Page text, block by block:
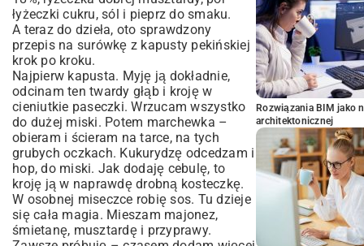
łyżeczki cukru, sól i pieprz do smaku.
A teraz do dzieła, oto sprawdzony
przepis na surówkę z kapusty pekińskiej
krok po kroku.
Najpierw kapusta. Myję ją dokładnie,
odcinam ten twardy głąb i kroję w
cieniutkie paseczki. Wrzucam wszystko
do dużej miski. Potem marchewka –
obieram i ścieram na tarce, na tych
grubych oczkach. Kukurydzę odcedzam i
hop, do miski. Jak dodaję cebulę, to
kroję ją w naprawdę drobną kosteczkę.
W osobnej miseczce robię sos. Tu dzieje
się cała magia. Mieszam majonez,
śmietanę, musztardę i przyprawy.
Rozwiązania BIM jako
architektonicznej